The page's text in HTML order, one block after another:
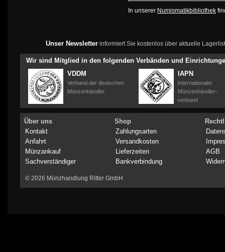
In unserer Numismatikbibliothek
Unser Newsletterinformiert Sie kostenlos über aktuelle
Wir sind Mitglied in den folgenden Verbänden und
VDDM
Verband der deutschen
Münzenhändler
IAPN
Internationaler
Münzenhändler-
verband
Über uns
Kontakt
Anfahrt
Münzankauf
Sachverständiger
Shop
Zahlungsarten
Versandkosten
Lieferzeiten
Bankverbindung
AGB
© 2026 Münzhandlung Ritter GmbH